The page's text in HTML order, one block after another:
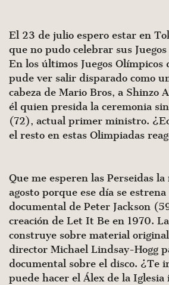
El 23 de julio espero estar en
que no pudo celebrar sus
En los últimos Juegos Olímpicos
pude ver salir disparado como
cabeza de Mario Bros, a Shinzo
él quien presida la ceremonia
(72), actual primer ministro.
el resto en estas Olimpiadas
Que me esperen las Perseidas
agosto porque ese día se
documental de Peter Jackson
creación de Let It Be en 1970.
construye sobre material
director Michael Lindsay-Hogg
documental sobre el disco. ¿Te
puede hacer el Álex de la Iglesia